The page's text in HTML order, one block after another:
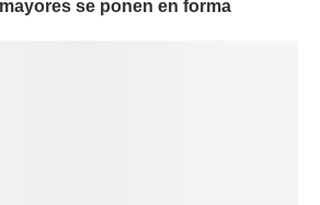
se ponen en forma